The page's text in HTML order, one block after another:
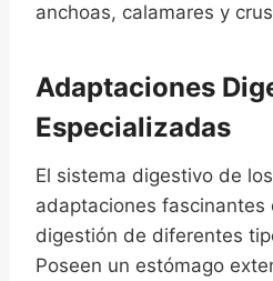
anchoas, calamares y
Adaptaciones
Especializadas
El sistema digestivo de los
adaptaciones fascinantes
digestión de diferentes
Poseen un estómago